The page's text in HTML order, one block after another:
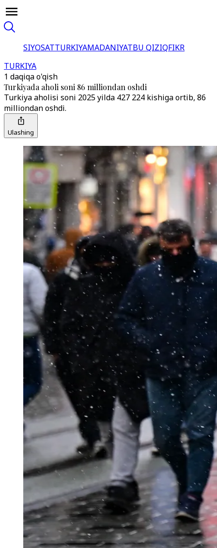
SIYOSATTURKIYAMADANIYATBU QIZIQFIKR
TURKIYA
1 daqiqa o'qish
Turkiyada aholi soni 86 milliondan oshdi
Turkiya aholisi soni 2025 yilda 427 224 kishiga ortib, 86
milliondan oshdi.
Ulashing